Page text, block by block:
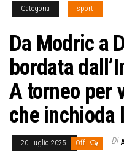
Categoria sport
Da Modric a
bordata
A torneo per
che inchioda
20 Luglio 2025 Off Di